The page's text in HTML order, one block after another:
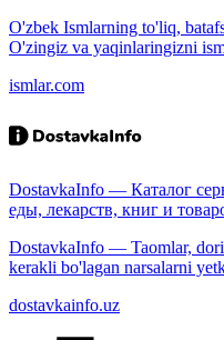
O'zbek Ismlarning to'liq,
O'zingiz va yaqinlaringizni
ismlar.com
DostavkaInfo — Каталог
еды, лекарств, книг и
DostavkaInfo — Taomlar,
kerakli bo'lagan narsalarni
dostavkainfo.uz